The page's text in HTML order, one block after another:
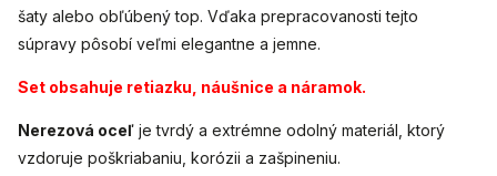
šaty alebo obľúbený top. Vďaka prepracovanosti tejto
súpravy pôsobí veľmi elegantne a jemne.
Set obsahuje retiazku, náušnice a náramok.
Nerezová oceľ je tvrdý a extrémne odolný materiál, ktorý
vzdoruje poškriabaniu, korózii a zašpineniu.